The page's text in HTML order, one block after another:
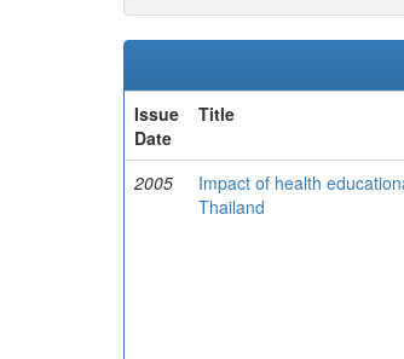
Issue
Date
Title
2005
Impact of health
Thailand